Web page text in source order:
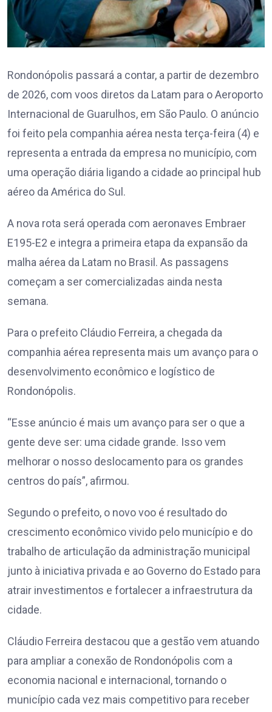
Rondonópolis passará a contar, a partir de dezembro
de 2026, com voos diretos da Latam para o Aeroporto
Internacional de Guarulhos, em São Paulo. O anúncio
foi feito pela companhia aérea nesta terça-feira (4) e
representa a entrada da empresa no município, com
uma operação diária ligando a cidade ao principal hub
aéreo da América do Sul.
A nova rota será operada com aeronaves Embraer
E195-E2 e integra a primeira etapa da expansão da
malha aérea da Latam no Brasil. As passagens
começam a ser comercializadas ainda nesta
semana.
Para o prefeito Cláudio Ferreira, a chegada da
companhia aérea representa mais um avanço para o
desenvolvimento econômico e logístico de
Rondonópolis.
“Esse anúncio é mais um avanço para ser o que a
gente deve ser: uma cidade grande. Isso vem
melhorar o nosso deslocamento para os grandes
centros do país”, afirmou.
Segundo o prefeito, o novo voo é resultado do
crescimento econômico vivido pelo município e do
trabalho de articulação da administração municipal
junto à iniciativa privada e ao Governo do Estado para
atrair investimentos e fortalecer a infraestrutura da
cidade.
Cláudio Ferreira destacou que a gestão vem atuando
para ampliar a conexão de Rondonópolis com a
economia nacional e internacional, tornando o
município cada vez mais competitivo para receber